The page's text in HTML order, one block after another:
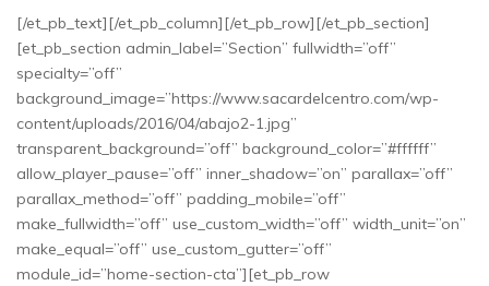
[/et_pb_text][/et_pb_column][/et_pb_row][/et_pb_section]
[et_pb_section admin_label=”Section” fullwidth=”off”
specialty=”off”
background_image=”https://www.sacardelcentro.com/wp-
content/uploads/2016/04/abajo2-1.jpg”
transparent_background=”off” background_color=”#ffffff”
allow_player_pause=”off” inner_shadow=”on” parallax=”off”
parallax_method=”off” padding_mobile=”off”
make_fullwidth=”off” use_custom_width=”off” width_unit=”on”
make_equal=”off” use_custom_gutter=”off”
module_id=”home-section-cta”][et_pb_row